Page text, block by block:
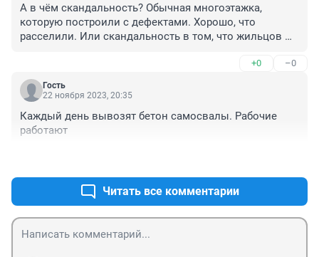
А в чём скандальность? Обычная многоэтажка,
которую построили с дефектами. Хорошо, что
расселили. Или скандальность в том, что жильцов
+0 –0
Гость
22 ноября 2023, 20:35
Каждый день вывозят бетон самосвалы. Рабочие
работают
Читать все комментарии